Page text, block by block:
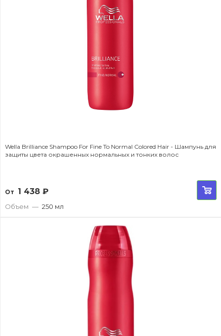
Wella Brilliance Shampoo For Fine To Normal Colored Hair - Шампунь для
защиты цвета окрашенных нормальных и тонких волос
От 1 438 ₽
Объем — 250 мл